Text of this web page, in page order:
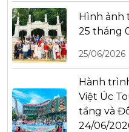
Hình ảnh
25 tháng
25/06/2026
Hành
Việt Úc
tầng và
24/06/